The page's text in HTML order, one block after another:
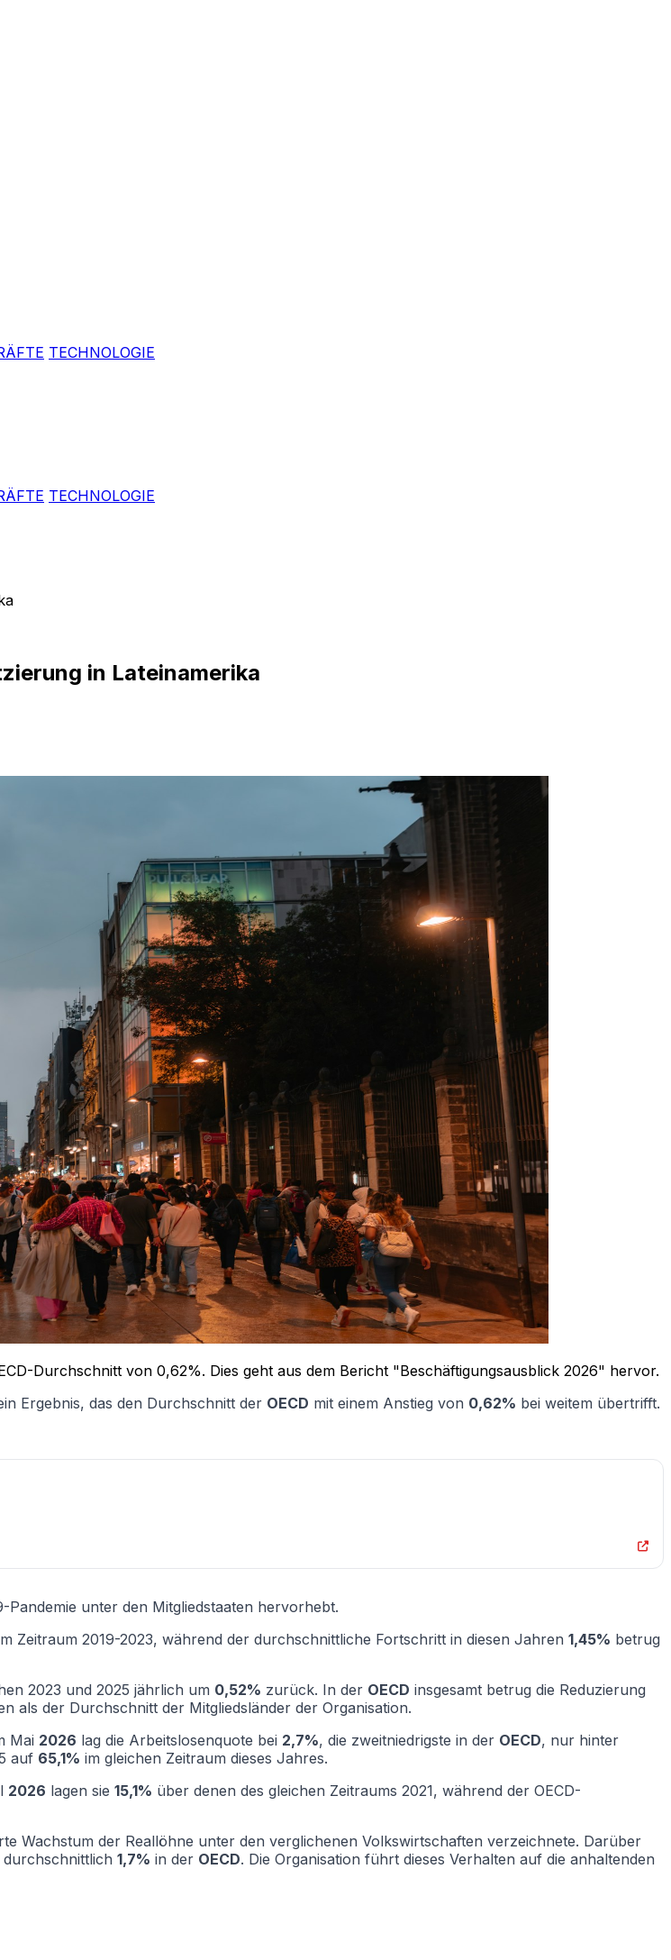
TECHNOLOGIE
TECHNOLOGIE
in Lateinamerika
Durchschnitt von 0,62%. Dies geht aus dem Bericht "Beschäftigungsausblick 2026" hervor.
Ergebnis, das den Durchschnitt der OECD mit einem Anstieg von 0,62% bei weitem übertrifft.
Pandemie unter den Mitgliedstaaten hervorhebt.
Zeitraum 2019-2023, während der durchschnittliche Fortschritt in diesen Jahren 1,45% betrug
2023 und 2025 jährlich um 0,52% zurück. In der OECD insgesamt betrug die Reduzierung
als der Durchschnitt der Mitgliedsländer der Organisation.
Mai 2026 lag die Arbeitslosenquote bei 2,7%, die zweitniedrigste in der OECD, nur hinter
auf 65,1% im gleichen Zeitraum dieses Jahres.
2026 lagen sie 15,1% über denen des gleichen Zeitraums 2021, während der OECD-
Wachstum der Reallöhne unter den verglichenen Volkswirtschaften verzeichnete. Darüber
1,7% in der OECD. Die Organisation führt dieses Verhalten auf die anhaltenden